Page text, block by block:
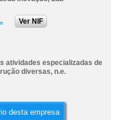
Ver NIF
atividades especializadas de
diversas, n.e.
desta empresa